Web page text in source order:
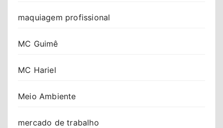
maquiagem profissional
MC Guimê
MC Hariel
Meio Ambiente
mercado de trabalho